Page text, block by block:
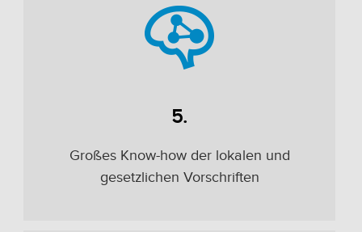
5.
Großes Know-how der lokalen und
gesetzlichen Vorschriften